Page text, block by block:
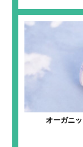
オーガニ